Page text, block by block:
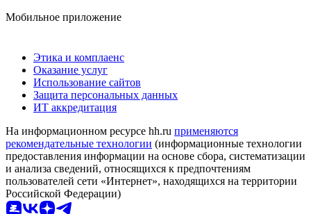
Мобильное приложение
Этика и комплаенс
Оказание услуг
Использование сайтов
Защита персональных данных
ИТ аккредитация
На информационном ресурсе hh.ru применяются
рекомендательные технологии (информационные технологии
предоставления информации на основе сбора, систематизации
и анализа сведений, относящихся к предпочтениям
пользователей сети «Интернет», находящихся на территории
Российской Федерации)